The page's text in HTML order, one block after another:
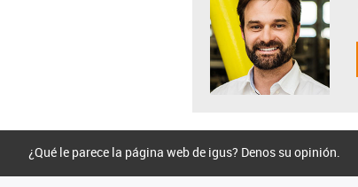
¿Qué le parece la página web de igus? Denos su opinión.